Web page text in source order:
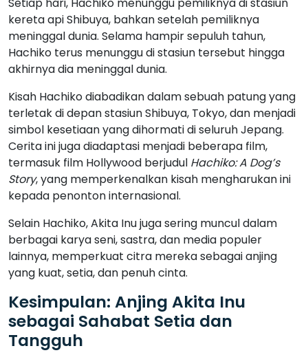
Setiap hari, Hachiko menunggu pemiliknya di stasiun
kereta api Shibuya, bahkan setelah pemiliknya
meninggal dunia. Selama hampir sepuluh tahun,
Hachiko terus menunggu di stasiun tersebut hingga
akhirnya dia meninggal dunia.
Kisah Hachiko diabadikan dalam sebuah patung yang
terletak di depan stasiun Shibuya, Tokyo, dan menjadi
simbol kesetiaan yang dihormati di seluruh Jepang.
Cerita ini juga diadaptasi menjadi beberapa film,
termasuk film Hollywood berjudul Hachiko: A Dog’s
Story, yang memperkenalkan kisah mengharukan ini
kepada penonton internasional.
Selain Hachiko, Akita Inu juga sering muncul dalam
berbagai karya seni, sastra, dan media populer
lainnya, memperkuat citra mereka sebagai anjing
yang kuat, setia, dan penuh cinta.
Kesimpulan: Anjing Akita Inu
sebagai Sahabat Setia dan
Tangguh